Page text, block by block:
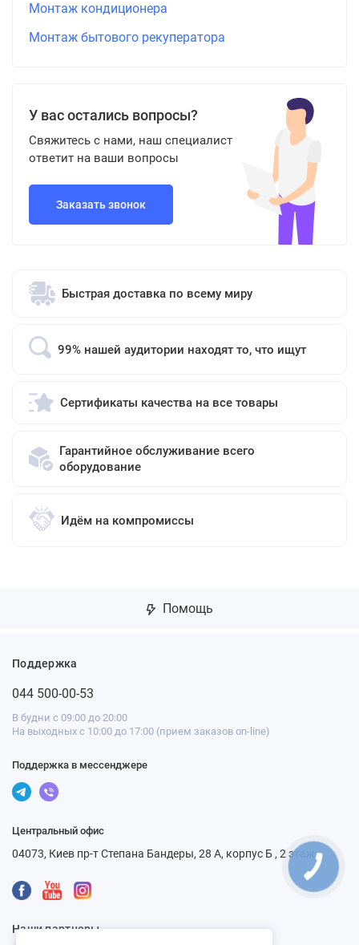
Монтаж кондиционера
Монтаж бытового рекуператора
У вас остались вопросы?
Свяжитесь с нами, наш специалист
ответит на ваши вопросы
Заказать звонок
Быстрая доставка по всему миру
99% нашей аудитории находят то, что ищут
Сертификаты качества на все товары
Гарантийное обслуживание всего
оборудование
Идём на компромиссы
Помощь
Поддержка
044 500-00-53
В будни с 09:00 до 20:00
На выходных с 10:00 до 17:00 (прием заказов on-line)
Поддержка в мессенджере
Центральный офис
04073, Киев пр-т Степана Бандеры, 28 А, корпус Б , 2 этаж
Наши партнеры
КНОПКА
СВЯЗИ